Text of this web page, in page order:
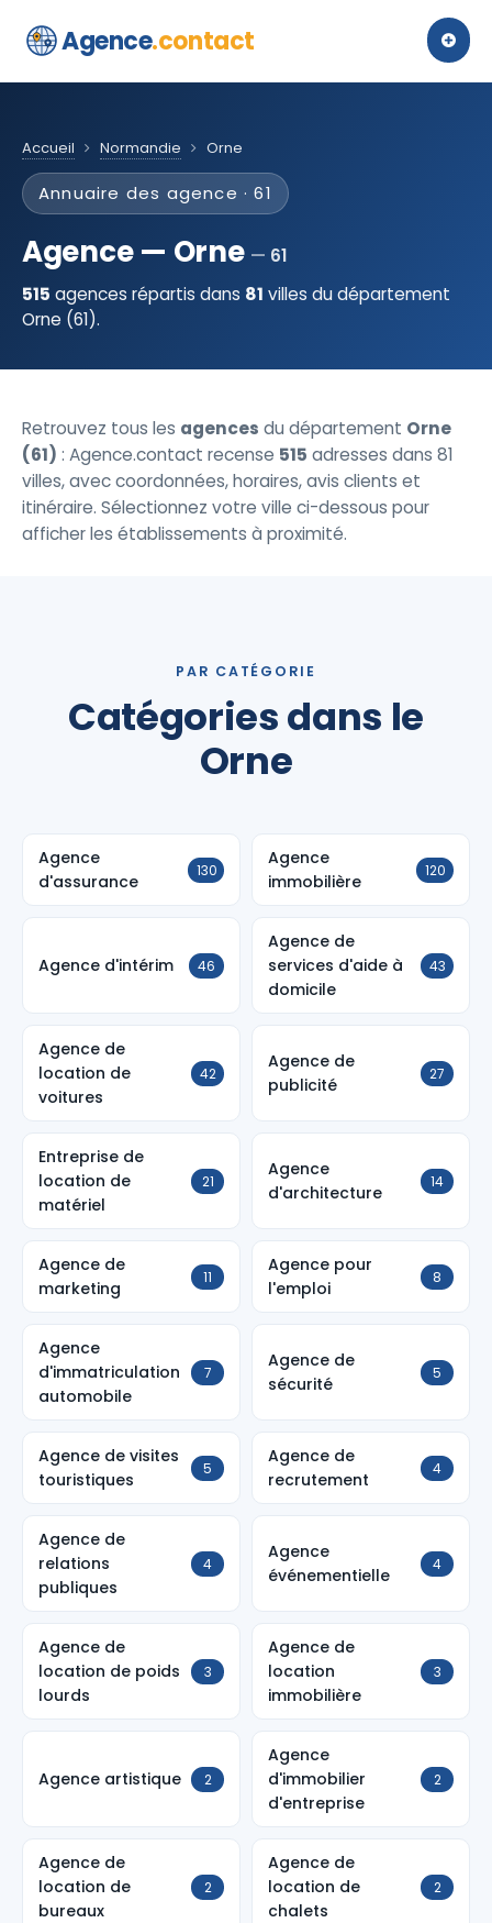
Agence.contact
Accueil Normandie Orne
Annuaire des agence · 61
Agence — Orne
61
515 agences répartis dans 81 villes du département
Orne (61).
Retrouvez tous les agences du département Orne
(61) : Agence.contact recense 515 adresses dans 81
villes, avec coordonnées, horaires, avis clients et
itinéraire. Sélectionnez votre ville ci-dessous pour
afficher les établissements à proximité.
PAR CATÉGORIE
Catégories dans le
Orne
Agence
d'assurance
130
Agence
immobilière
120
Agence d'intérim 46
Agence de
services d'aide à
domicile
43
Agence de
location de
voitures
42
Agence de
publicité
27
Entreprise de
location de
matériel
21
Agence
d'architecture
14
Agence de
marketing
11
Agence pour
l'emploi
8
Agence
d'immatriculation
automobile
7
Agence de
sécurité
5
Agence de visites
touristiques
5
Agence de
recrutement
4
Agence de
relations
publiques
4
Agence
événementielle
4
Agence de
location de poids
lourds
3
Agence de
location
immobilière
3
Agence artistique 2
Agence
d'immobilier
d'entreprise
2
Agence de
location de
bureaux
2
Agence de
location de
chalets
2